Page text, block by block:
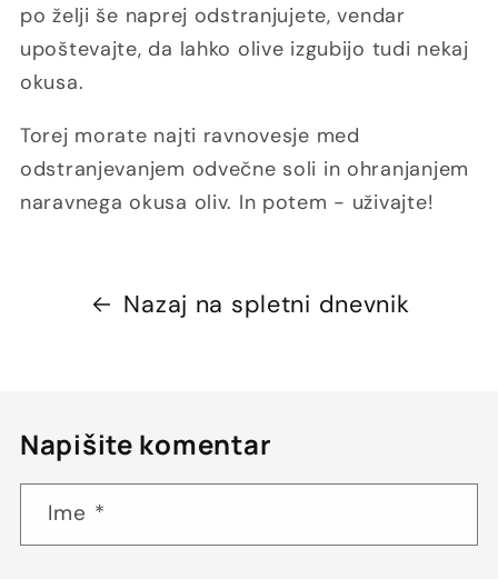
po želji še naprej odstranjujete, vendar
upoštevajte, da lahko olive izgubijo tudi nekaj
okusa.
Torej morate najti ravnovesje med
odstranjevanjem odvečne soli in ohranjanjem
naravnega okusa oliv. In potem - uživajte!
Nazaj na spletni dnevnik
Napišite komentar
Ime *